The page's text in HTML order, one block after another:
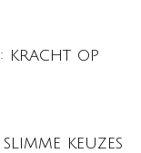
kracht op
keuzes